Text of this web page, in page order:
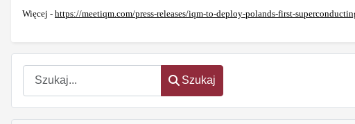
Szukaj
Szukaj
Więcej - https://meetiqm.com/press-releases/iqm-to-deploy-polands-first-